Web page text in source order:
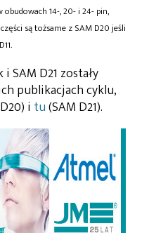
obudowach 14-, 20- i 24- pin,
są tożsame z SAM D20 jeśli
SAM D21 zostały
publikacjach cyklu,
i tu(SAM D21).